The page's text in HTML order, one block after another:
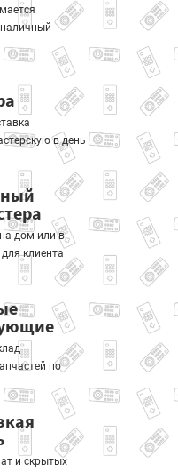
в день
дом или в
клиента
по
и скрытых